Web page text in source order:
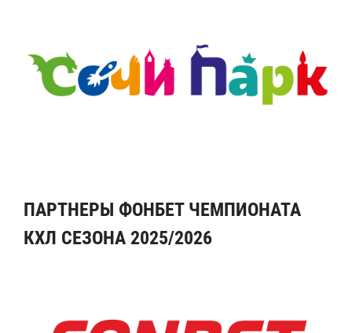
ПАРТНЕРЫ ФОНБЕТ ЧЕМПИОНАТА
КХЛ СЕЗОНА 2025/2026